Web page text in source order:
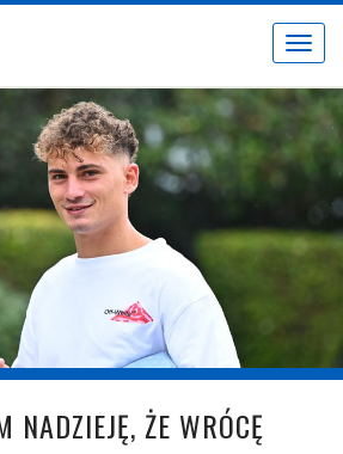
Toggle
NADZIEJĘ, ŻE WRÓCĘ